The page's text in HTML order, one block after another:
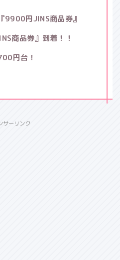
9900円JINS商品券』
商品券』到着！！
円台！
サーリンク